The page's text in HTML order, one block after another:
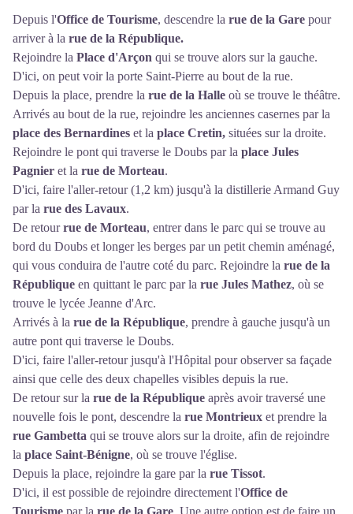
Depuis l'Office de Tourisme, descendre la rue de la Gare pour
arriver à la rue de la République.
Rejoindre la Place d'Arçon qui se trouve alors sur la gauche.
D'ici, on peut voir la porte Saint-Pierre au bout de la rue.
Depuis la place, prendre la rue de la Halle où se trouve le théâtre.
Arrivés au bout de la rue, rejoindre les anciennes casernes par la
place des Bernardines et la place Cretin, situées sur la droite.
Rejoindre le pont qui traverse le Doubs par la place Jules
Pagnier et la rue de Morteau.
D'ici, faire l'aller-retour (1,2 km) jusqu'à la distillerie Armand Guy
par la rue des Lavaux.
De retourrue de Morteau, entrer dans le parc qui se trouve au
bord du Doubs et longer les berges par un petit chemin aménagé,
qui vous conduira de l'autre coté du parc. Rejoindre la rue de la
République en quittant le parc par la rue Jules Mathez, où se
trouve le lycée Jeanne d'Arc.
Arrivés à la rue de la République, prendre à gauche jusqu'à un
autre pont qui traverse le Doubs.
D'ici, faire l'aller-retour jusqu'à l'Hôpital pour observer sa façade
ainsi que celle des deux chapelles visibles depuis la rue.
De retour sur la rue de la République après avoir traversé une
nouvelle fois le pont, descendre la rue Montrieux et prendre la
rue Gambetta qui se trouve alors sur la droite, afin de rejoindre
la place Saint-Bénigne, où se trouve l'église.
Depuis la place, rejoindre la gare par la rue Tissot.
D'ici, il est possible de rejoindre directement l'Office de
Tourisme par la rue de la Gare . Une autre option est de faire un